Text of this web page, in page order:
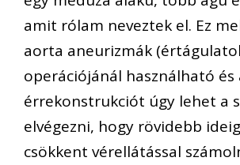
amit rólam neveztek el. Ez
aorta aneurizmák
operációjánál használható és
érrekonstrukciót úgy lehet a
elvégezni, hogy rövidebb
csökkent vérellátással